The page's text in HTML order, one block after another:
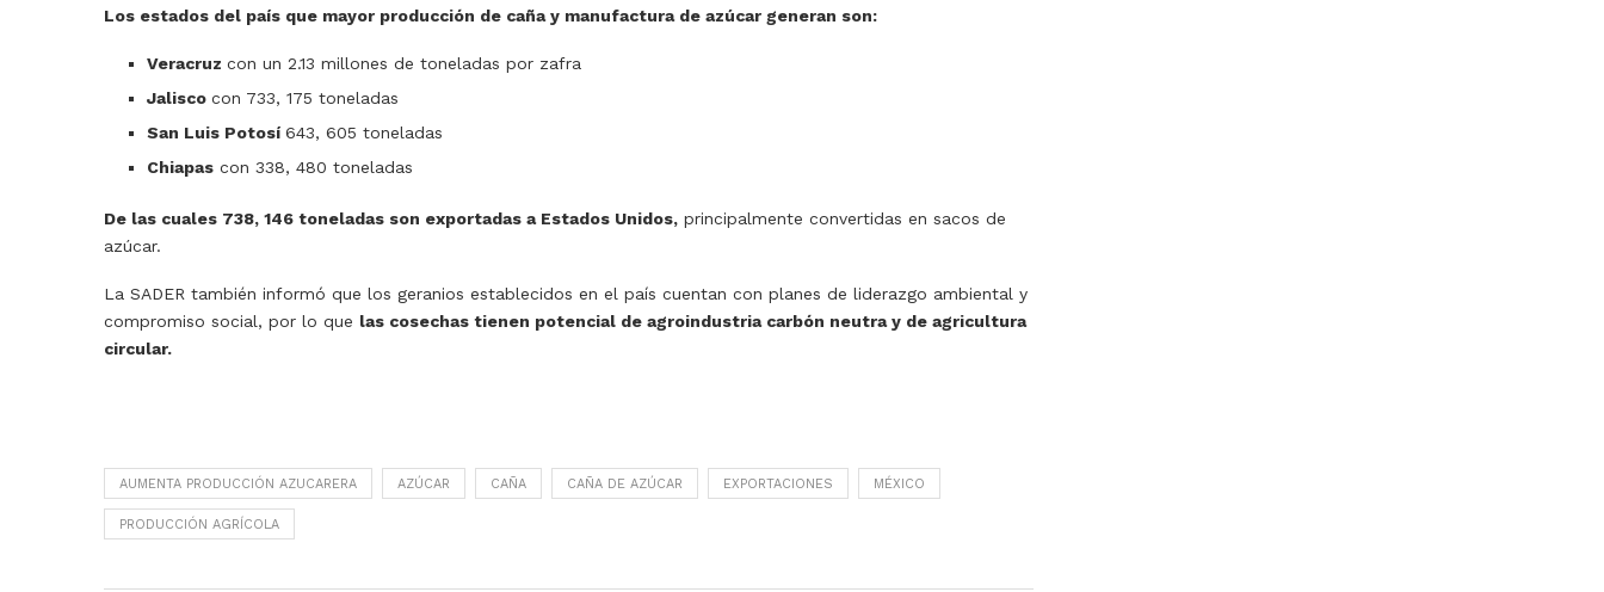
Los estados del país que mayor producción de caña y manufactura de azúcar generan son:
Veracruz con un 2.13 millones de toneladas por zafra
Jalisco con 733, 175 toneladas
San Luis Potosí 643, 605 toneladas
Chiapas con 338, 480 toneladas
De las cuales 738, 146 toneladas son exportadas a Estados Unidos, principalmente convertidas en sacos de
azúcar.
La SADER también informó que los geranios establecidos en el país cuentan con planes de liderazgo ambiental y
compromiso social, por lo que las cosechas tienen potencial de agroindustria carbón neutra y de agricultura
circular.
AUMENTA PRODUCCIÓN AZUCARERA AZÚCAR CAÑA CAÑA DE AZÚCAR EXPORTACIONES MÉXICO
PRODUCCIÓN AGRÍCOLA